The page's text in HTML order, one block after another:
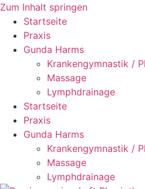
Zum Inhalt springen
Startseite
Praxis
Gunda Harms
Krankengymnastik /
Massage
Lymphdrainage
Startseite
Praxis
Gunda Harms
Krankengymnastik /
Massage
Lymphdrainage